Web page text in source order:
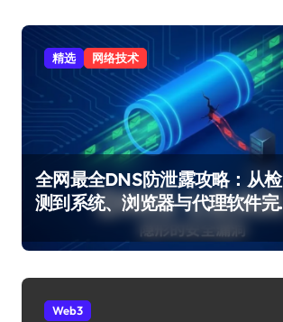
精选 网络技术
全网最全DNS防泄露攻略：从检
测到系统、浏览器与代理软件完
Web3